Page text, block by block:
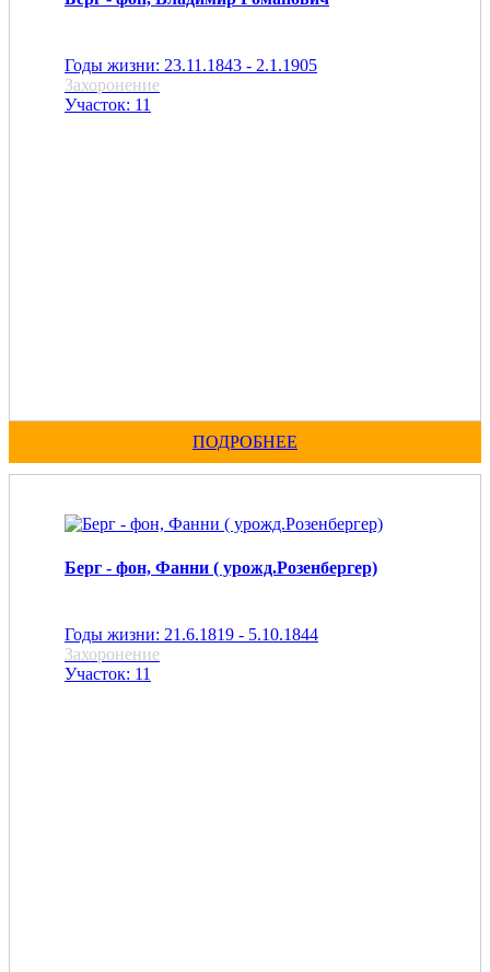
Годы жизни: 23.11.1843 - 2.1.1905
Захоронение
Участок: 11
ПОДРОБНЕЕ
Берг - фон, Фанни ( урожд.Розенбергер)
Годы жизни: 21.6.1819 - 5.10.1844
Захоронение
Участок: 11